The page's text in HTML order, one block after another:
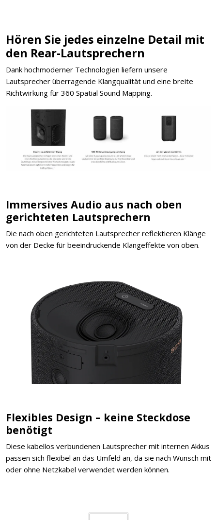
Hören Sie jedes einzelne Detail mit
den Rear-Lautsprechern
Dank hochmoderner Technologien liefern unsere
Lautsprecher überragende Klangqualität und eine breite
Richtwirkung für 360 Spatial Sound Mapping.
Immersives Audio aus nach oben
gerichteten Lautsprechern
Die nach oben gerichteten Lautsprecher reflektieren Klänge
von der Decke für beeindruckende Klangeffekte von oben.
Flexibles Design – keine Steckdose
benötigt
Diese kabellos verbundenen Lautsprecher mit internen Akkus
passen sich flexibel an das Umfeld an, da sie nach Wunsch mit
oder ohne Netzkabel verwendet werden können.